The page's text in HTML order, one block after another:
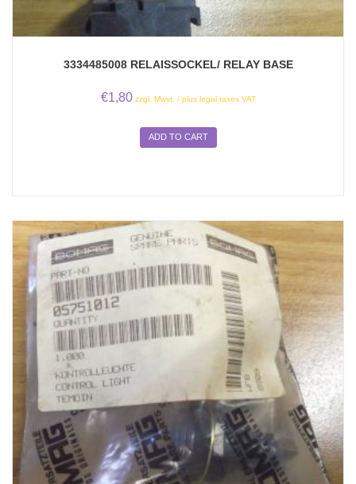
3334485008 RELAISSOCKEL/ RELAY BASE
€1,80 zzgl. Mwst. / plus legal taxes VAT
ADD TO CART